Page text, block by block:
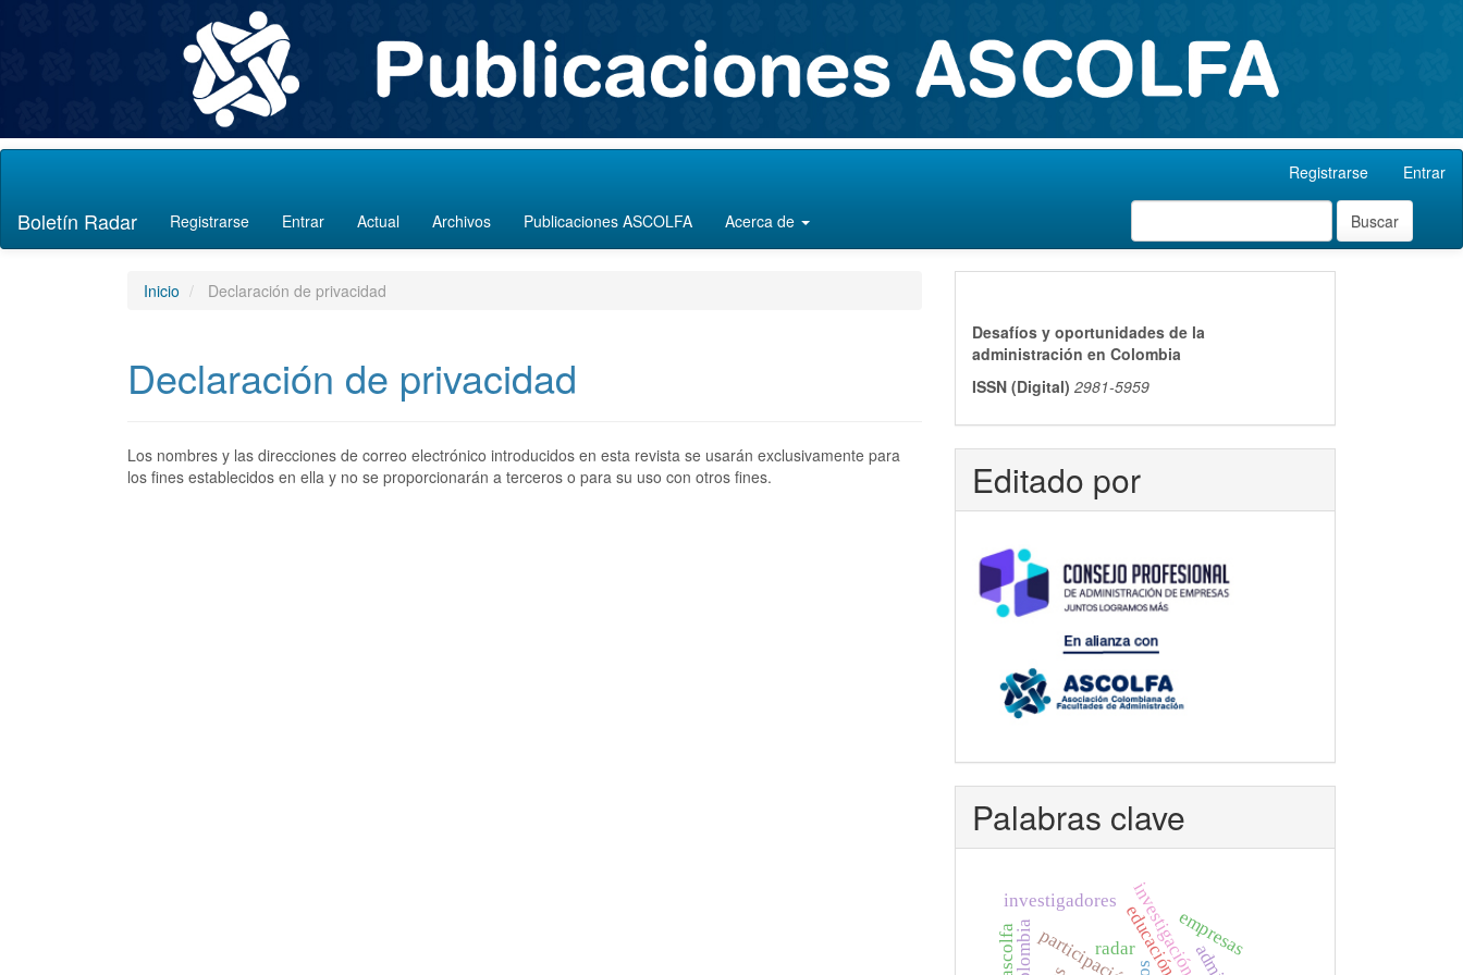
principal
Barra
Registrarse Entrar
Boletín Radar Registrarse Entrar Actual Archivos Publicaciones ASCOLFA Acerca de Buscar
Inicio Declaración de privacidad
Declaración de privacidad
Los nombres y las direcciones de correo electrónico introducidos en esta revista se usarán exclusivamente para
los fines establecidos en ella y no se proporcionarán a terceros o para su uso con otros fines.
Desafíos y oportunidades de la
administración en Colombia
ISSN (Digital) 2981-5959
Editado por
Palabras clave
empresas
participación
colombia investigación
investigadores
ascolfa radar